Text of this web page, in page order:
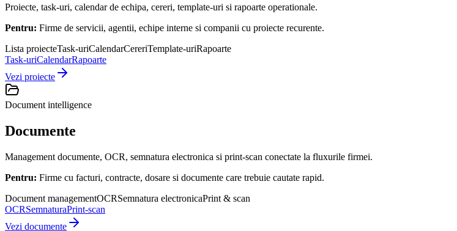
Proiecte, task-uri, calendar de echipa, cereri, template-uri si rapoarte operationale.
Pentru: Firme de servicii, agentii, echipe interne si companii cu proiecte recurente.
Lista proiecteTask-uriCalendarCereriTemplate-uriRapoarte
Task-uriCalendarRapoarte
Vezi proiecte
Document intelligence
Documente
Management documente, OCR, semnatura electronica si print-scan conectate la fluxurile firmei.
Pentru: Firme cu facturi, contracte, dosare si documente care trebuie cautate rapid.
Document managementOCRSemnatura electronicaPrint & scan
OCRSemnaturaPrint-scan
Vezi documente